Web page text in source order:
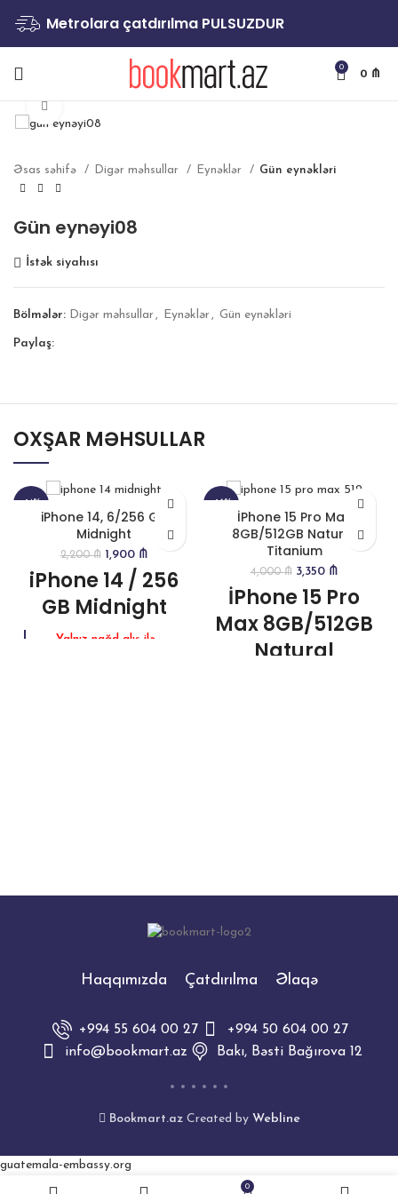
Metrolara çatdırılma PULSUZDUR
0
0 ₼
Əsas səhifə Digər məhsullar Eynəklər Gün eynəkləri
Gün eynəyi08
İstək siyahısı
Bölmələr: Digər məhsullar, Eynəklər, Gün eynəkləri
Paylaş:
OXŞAR MƏHSULLAR
iPhone 14, 6/256 GB
Midnight
2,200₼ 1,900 ₼
iPhone 14 / 256
GB Midnight
Yalnız nağd alış ilə
İPhone 15 Pro Max
8GB/512GB Natural
Titanium
4,000₼ 3,350 ₼
İPhone 15 Pro
Max 8GB/512GB
Natural
Haqqımızda Çatdırılma Əlaqə
+994 55 604 00 27
+994 50 604 00 27
info@bookmart.az
Bakı, Bəsti Bağırova 12
Bookmart.azCreated by Webline
guatemala-embassy.org
0